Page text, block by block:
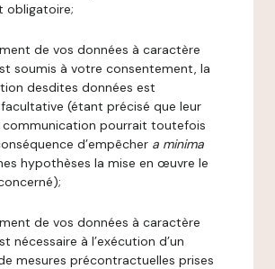
obligatoire;
de vos données à caractère
soumis à votre consentement, la
desdites données est
(étant précisé que leur
communication pourrait toutefois
d’empêcher a minima
hypothèses la mise en œuvre le
de vos données à caractère
nécessaire à l’exécution d’un
mesures précontractuelles prises